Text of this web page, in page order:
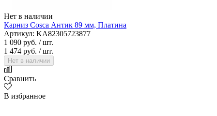
Нет в наличии
Карниз Cosca Антик 89 мм, Платина
Артикул: KA82305723877
1 090 руб. / шт.
1 474 руб. / шт.
Нет в наличии
Сравнить
В избранное